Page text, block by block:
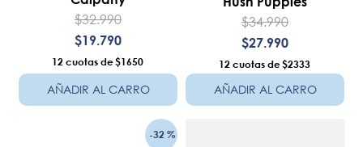
$32.990
$19 790
12 $1650
AÑADIR AL CARRO
$34.990
$27 990
12 $2333
AÑADIR AL CARRO
-32 %